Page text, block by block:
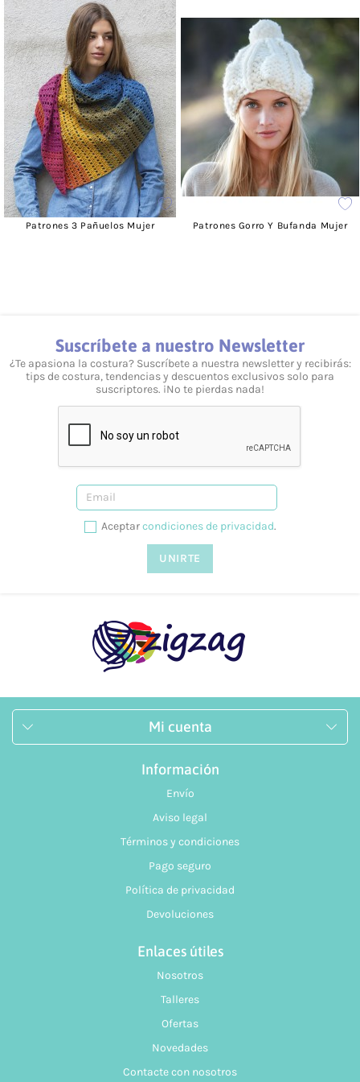
Patrones 3 Pañuelos Mujer Patrones Gorro Y Bufanda Mujer
Suscríbete a nuestro Newsletter
¿Te apasiona la costura? Suscríbete a nuestra newsletter y recibirás:
tips de costura, tendencias y descuentos exclusivos solo para
suscriptores. ¡No te pierdas nada!
Aceptarcondiciones de privacidad.
Mi cuenta
Información
Envío
Aviso legal
Términos y condiciones
Pago seguro
Política de privacidad
Devoluciones
Enlaces útiles
Nosotros
Talleres
Ofertas
Novedades
Contacte con nosotros